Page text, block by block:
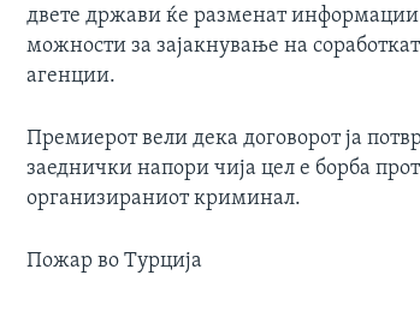
двете држави ќе разменат
можности за зајакнување на
агенции.
Премиерот вели дека договорот ја
заеднички напори чија цел е борба
организираниот криминал.
Пожар во Турција